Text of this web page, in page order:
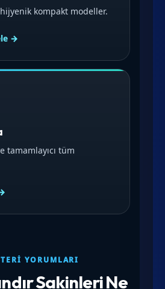
hijyenik kompakt modeller.
→
tamamlayıcı tüm
YORUMLARI
Sakinleri Ne